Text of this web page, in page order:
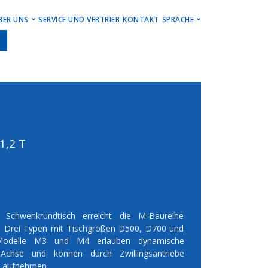
UNS
Events, Stories, Updates
SERVICE UND VERTRIEB KONTAKT SPRACHE
English
T
erreicht die M-Baureihe
Typen mit Tischgrößen D500, D700 und
M3 und M4 erlauben dynamische
und können durch Zwillingsantriebe